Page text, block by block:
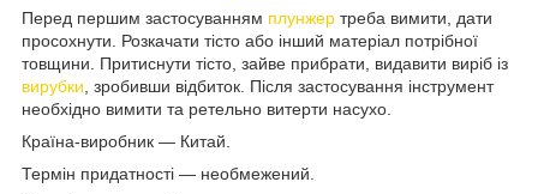
Перед першим застосуванням плунжер треба вимити, дати
просохнути. Розкачати тісто або інший матеріал потрібної
товщини. Притиснути тісто, зайве прибрати, видавити виріб із
вирубки , зробивши відбиток. Після застосування інструмент
необхідно вимити та ретельно витерти насухо.
Країна-виробник — Китай.
Термін придатності — необмежений.